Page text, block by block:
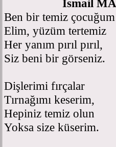
İsmail
Ben bir temiz çocuğum
Elim, yüzüm tertemiz
Her yanım pırıl pırıl,
Siz beni bir görseniz.
Dişlerimi fırçalar
Tırnağımı keserim,
Hepiniz temiz olun
Yoksa size küserim.